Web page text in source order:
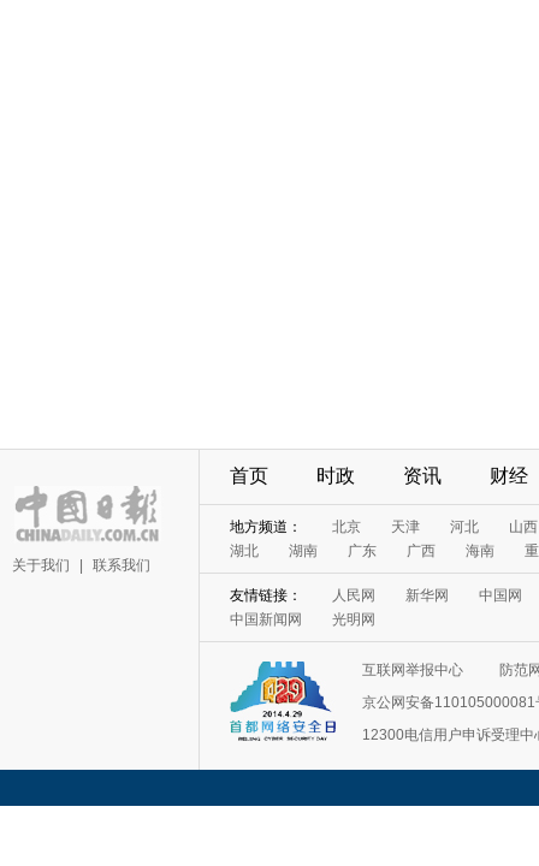
关于我们 联系我们
首页 时政 资讯 财经
地方频道： 北京 天津 河北
山西
湖北
湖南 广东 广西 海南
友情链接： 人民网 新华网
中国网
中国新闻网
光明网
互联网举报中心
防范
京公网安备110105000081
12300电信用户申诉受理中